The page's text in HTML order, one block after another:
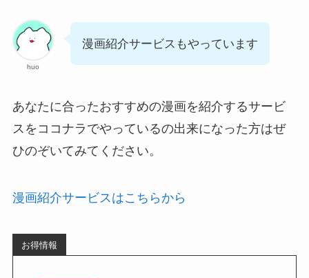
huo
漫画紹介サービスもやっています
あなたに合ったおすすめの漫画を紹介するサービ
スをココナラでやっているの出来になった方はぜ
ひのぞいてみてください。
漫画紹介サービスはこちらから
お得情報